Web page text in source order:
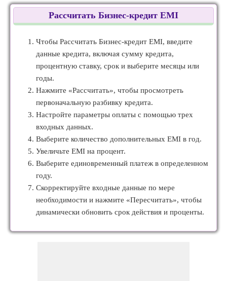
Рассчитать Бизнес-кредит EMI
Чтобы Рассчитать Бизнес-кредит EMI, введите
данные кредита, включая сумму кредита,
процентную ставку, срок и выберите месяцы или
годы.
Нажмите «Рассчитать», чтобы просмотреть
первоначальную разбивку кредита.
Настройте параметры оплаты с помощью трех
входных данных.
Выберите количество дополнительных EMI в год.
Увеличьте EMI на процент.
Выберите единовременный платеж в определенном
году.
Скорректируйте входные данные по мере
необходимости и нажмите «Пересчитать», чтобы
динамически обновить срок действия и проценты.